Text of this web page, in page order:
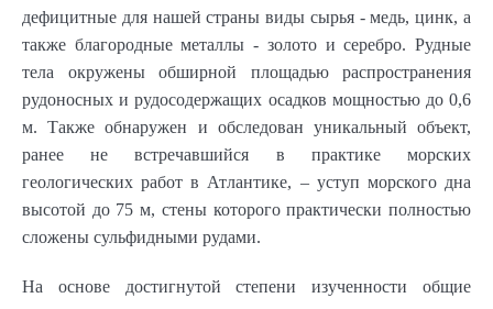
дефицитные для нашей страны виды сырья - медь, цинк, а
также благородные металлы - золото и серебро. Рудные
тела окружены обширной площадью распространения
рудоносных и рудосодержащих осадков мощностью до 0,6
м. Также обнаружен и обследован уникальный объект,
ранее не встречавшийся в практике морских
геологических работ в Атлантике, – уступ морского дна
высотой до 75 м, стены которого практически полностью
сложены сульфидными рудами.
На основе достигнутой степени изученности общие